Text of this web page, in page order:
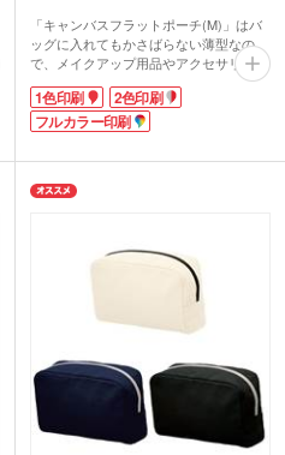
「キャンバスフラットポーチ(M)」はバ
ッグに入れてもかさばらない薄型なの
で、メイクアップ用品やアクセサリー、
ステーショナリーなどの持ち運びに便
利。
コットン素材のシンプルなデザインは、
印刷、転写印刷による4色(フルカラー)
サイズもございますので用途に合わせて
1色印刷
2色印刷
フルカラー印刷